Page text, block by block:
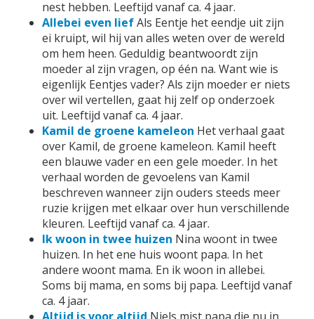
nest hebben. Leeftijd vanaf ca. 4 jaar.
Allebei even liefAls Eentje het eendje uit zijn
ei kruipt, wil hij van alles weten over de wereld
om hem heen. Geduldig beantwoordt zijn
moeder al zijn vragen, op één na. Want wie is
eigenlijk Eentjes vader? Als zijn moeder er niets
over wil vertellen, gaat hij zelf op onderzoek
uit. Leeftijd vanaf ca. 4 jaar.
Kamil de groene kameleon Het verhaal gaat
over Kamil, de groene kameleon. Kamil heeft
een blauwe vader en een gele moeder. In het
verhaal worden de gevoelens van Kamil
beschreven wanneer zijn ouders steeds meer
ruzie krijgen met elkaar over hun verschillende
kleuren. Leeftijd vanaf ca. 4 jaar.
Ik woon in twee huizen Nina woont in twee
huizen. In het ene huis woont papa. In het
andere woont mama. En ik woon in allebei.
Soms bij mama, en soms bij papa. Leeftijd vanaf
ca. 4 jaar.